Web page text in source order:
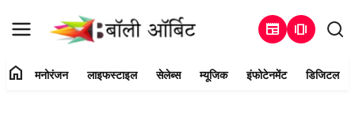
newspaper amp_stories
Register
home मनोरंजन लाइफस्टाइल सेलेब्स म्यूजिक इंफोटेनमेंट डिजिटल